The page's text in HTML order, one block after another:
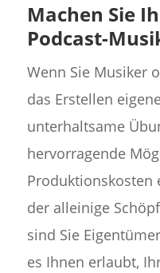
Machen Sie
Podcast-
Wenn Sie Musiker
das Erstellen
unterhaltsame
hervorragende
Produktionskosten
der alleinige
sind Sie
es Ihnen erlaubt,